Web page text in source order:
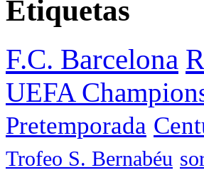
Etiquetas
F.C. Barcelona
UEFA
Pretemporada
Trofeo S. Bernabéu